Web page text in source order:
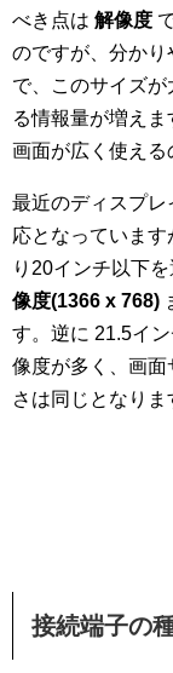
べき点は 解像度
のですが、分かり
で、このサイズ
る情報量が増え
画面が広く使える
最近のディスプレ
応となっていま
り20インチ以下
像度(1366 x 768)
す。逆に 21.5イ
像度が多く、画
さは同じとなりま
接続端子の